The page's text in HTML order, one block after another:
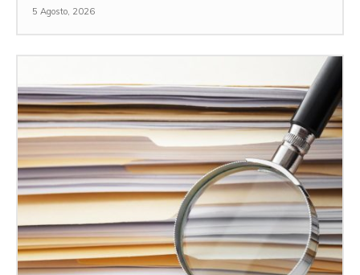
5 Agosto, 2026